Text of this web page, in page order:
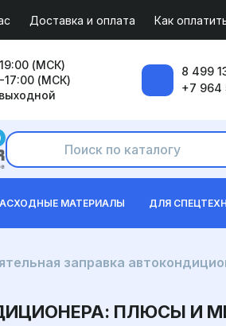
Доставка и оплата Как
(МСК)
17:00 (МСК)
8 499
+7 964
МАТЕРИАЛЫ ДЛЯ
заправка
ПЛЮСЫ И